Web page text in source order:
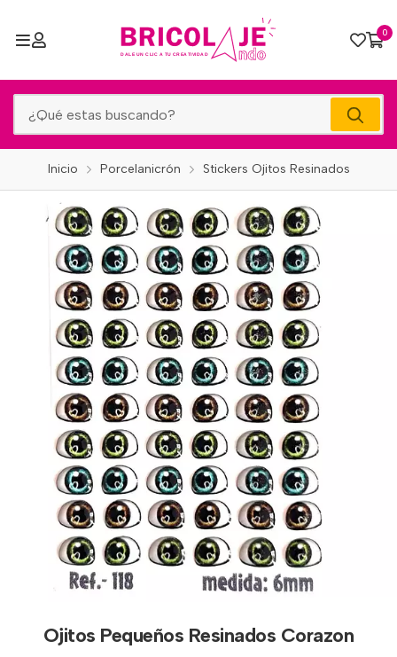
0
Inicio Porcelanicrón Stickers Ojitos Resinados
Ojitos Pequeños Resinados Corazon